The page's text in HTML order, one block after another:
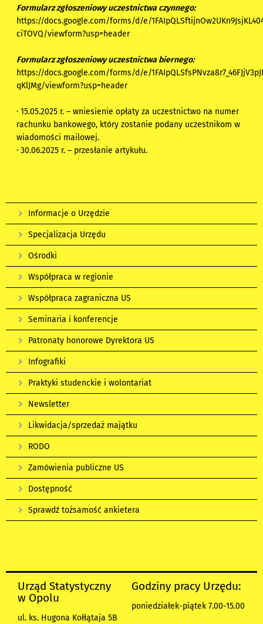
Formularz zgłoszeniowy uczestnictwa czynnego:
https://docs.google.com/forms/d/e/
ciTOVQ/viewform?usp=header
Formularz zgłoszeniowy uczestnictwa biernego:
https://docs.google.com/forms/d/e/
qKlJMg/viewform?usp=header
· 15.05.2025 r. – wniesienie opłaty za uczestnictwo na numer
rachunku bankowego, który zostanie podany uczestnikom w
wiadomości mailowej.
· 30.06.2025 r. – przesłanie artykułu.
Informacje o Urzędzie
Specjalizacja Urzędu
Ośrodki
Współpraca w regionie
Współpraca zagraniczna US
Seminaria i konferencje
Patronaty honorowe Dyrektora US
Infografiki
Praktyki studenckie i wolontariat
Newsletter
Likwidacja/sprzedaż majątku
RODO
Zamówienia publiczne US
Dostępność
Sprawdź tożsamość ankietera
Urząd Statystyczny
w Opolu
ul. ks. Hugona Kołłątaja 5B
Godziny pracy Urzędu:
poniedziałek-piątek 7.00-15.00